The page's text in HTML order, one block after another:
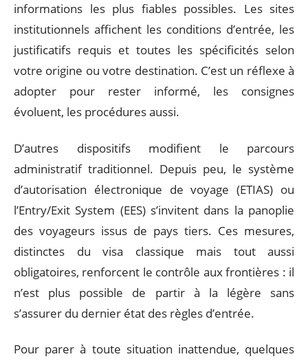
informations les plus fiables possibles. Les sites
institutionnels affichent les conditions d’entrée, les
justificatifs requis et toutes les spécificités selon
votre origine ou votre destination. C’est un réflexe à
adopter pour rester informé, les consignes
évoluent, les procédures aussi.
D’autres dispositifs modifient le parcours
administratif traditionnel. Depuis peu, le système
d’autorisation électronique de voyage (ETIAS) ou
l’Entry/Exit System (EES) s’invitent dans la panoplie
des voyageurs issus de pays tiers. Ces mesures,
distinctes du visa classique mais tout aussi
obligatoires, renforcent le contrôle aux frontières : il
n’est plus possible de partir à la légère sans
s’assurer du dernier état des règles d’entrée.
Pour parer à toute situation inattendue, quelques